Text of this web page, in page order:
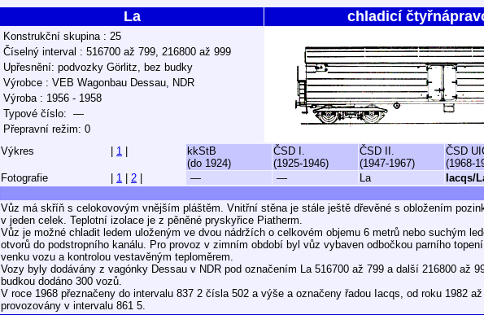
La chladicí
Konstrukční skupina : 25
Číselný interval : 516700 až 799, 216800 až 999
Upřesnění: podvozky Görlitz, bez budky
Výrobce : VEB Wagonbau Dessau, NDR
Výroba : 1956 - 1958
Typové číslo: —
Přepravní režim: 0
Výkres
1
kkStB
(do 1924)
ČSD I.
(1925-1946)
ČSD II.
(1947-1967)
ČSD
(1968-
Fotografie
1 2 — — La Iacqs/
Vůz má skříň s celokovovým vnějším pláštěm. Vnitřní stěna je stále ještě dřevěné s obložením
v jeden celek. Teplotní izolace je z pěněné pryskyřice Piatherm.
Vůz je možné chladit ledem uloženým ve dvou nádržích o celkovém objemu 6 metrů nebo suchým
otvorů do podstropního kanálu. Pro provoz v zimním období byl vůz vybaven odbočkou parního
venku vozu a kontrolou vestavěným teploměrem.
Vozy byly dodávány z vagónky Dessau v NDR pod označením La 516700 až 799 a další 216800 až
budkou dodáno 300 vozů.
V roce 1968 přeznačeny do intervalu 837 2 čísla 502 a výše a označeny řadou Iacqs, od roku 1982
provozovány v intervalu 861 5.